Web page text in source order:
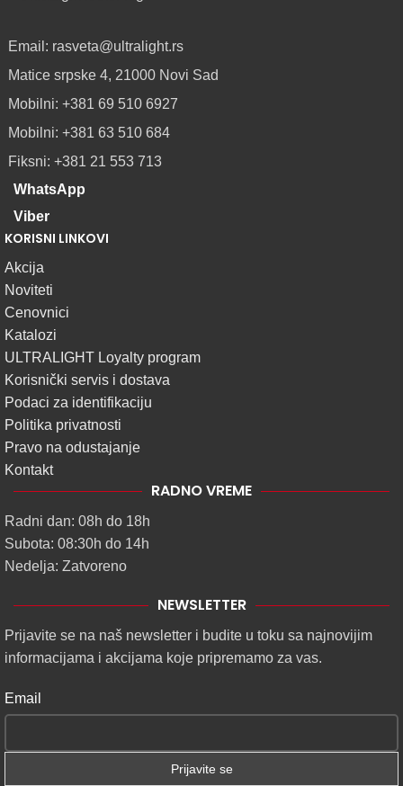
SA
U
ROLNAMA
POGLEDAJ
Email: rasveta@ultralight.rs
Matice srpske 4, 21000 Novi Sad
Mobilni: +381 69 510 6927
Mobilni: +381 63 510 684
Fiksni: +381 21 553 713
WhatsApp
Viber
KORISNI LINKOVI
Akcija
Noviteti
Cenovnici
Katalozi
ULTRALIGHT Loyalty program
Korisnički servis i dostava
Podaci za identifikaciju
Politika privatnosti
Pravo na odustajanje
Kontakt
RADNO VREME
Radni dan: 08h do 18h
Subota: 08:30h do 14h
Nedelja: Zatvoreno
NEWSLETTER
Prijavite se na naš newsletter i budite u toku sa najnovijim
informacijama i akcijama koje pripremamo za vas.
Email